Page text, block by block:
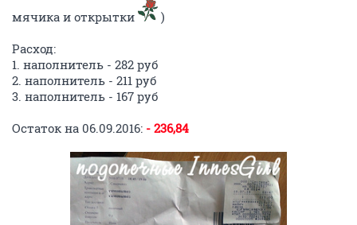
мячика и открытки
)
Расход:
1. наполнитель - 282 руб
2. наполнитель - 211 руб
3. наполнитель - 167 руб
Остаток на 06.09.2016: - 236,84